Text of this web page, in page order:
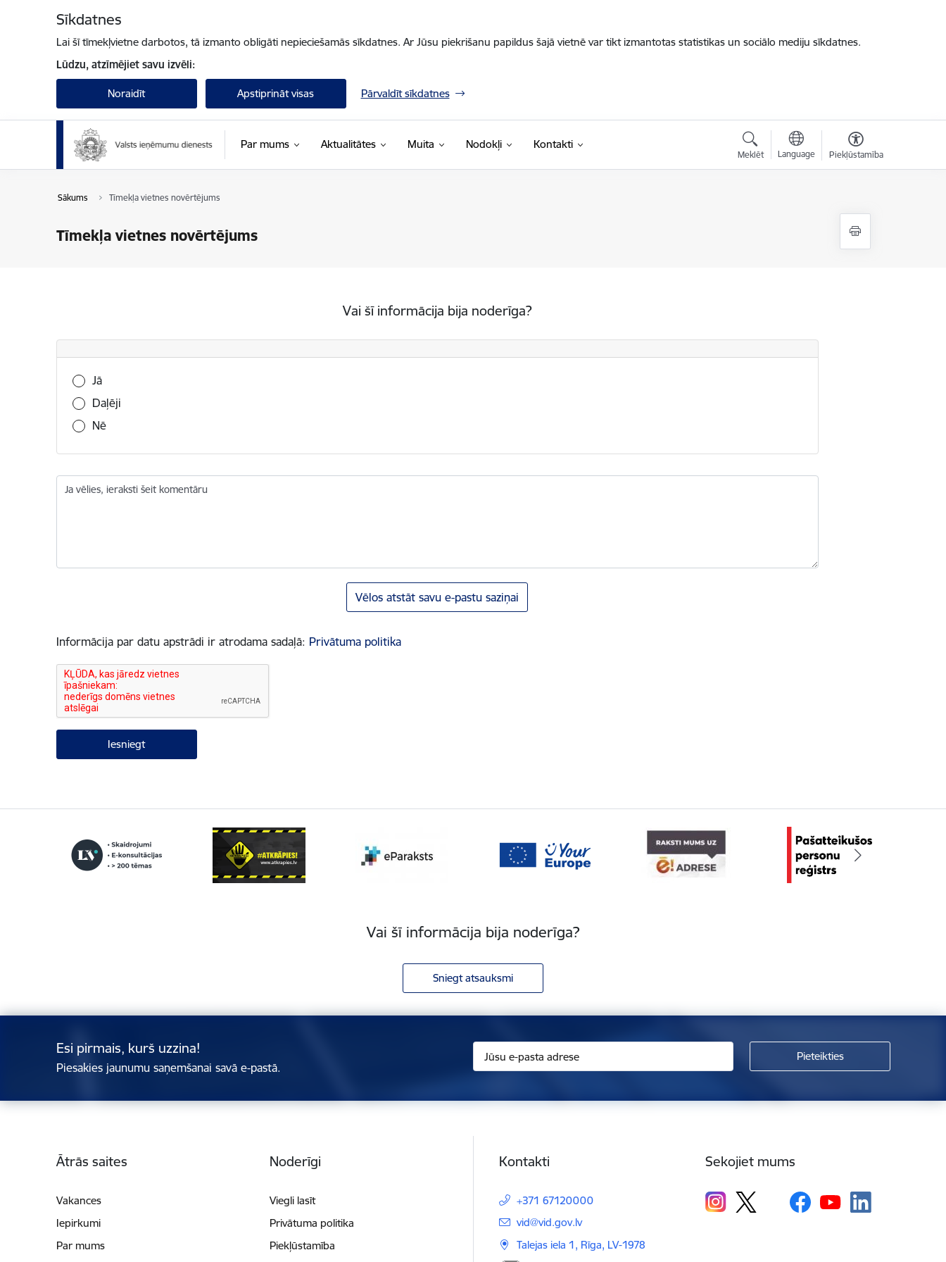
Sīkdatnes
Lai šī tīmekļvietne darbotos, tā izmanto obligāti nepieciešamās sīkdatnes. Ar Jūsu piekrišanu papildus šajā vietnē var tikt izmantotas statistikas un sociālo mediju sīkdatnes.
Lūdzu, atzīmējiet savu izvēli:
Noraidīt Apstiprināt visas Pārvaldīt sīkdatnes
Par mums Aktualitātes Muita Nodokļi Kontakti
Meklēt Language Piekļūstamība
Sākums Tīmekļa vietnes novērtējums
Tīmekļa vietnes novērtējums
Vai šī informācija bija noderīga?
Vai šī informācija bija noderīga?
Jā
Daļēji
Nē
Ja vēlies, ieraksti šeit komentāru
Vēlos atstāt savu e-pastu saziņai
Informācija par datu apstrādi ir atrodama sadaļā: Privātuma politika
Vai šī informācija bija noderīga?
Sniegt atsauksmi
Esi pirmais, kurš uzzina!
Piesakies jaunumu saņemšanai savā e-pastā.
Ātrās saites
Vakances
Iepirkumi
Par mums
Noderīgi
Viegli lasīt
Privātuma politika
Piekļūstamība
Kontakti
+371 67120000
E-pasts:
vid@vid.gov.lv
Talejas iela 1, Rīga, LV-1978
Sekojiet mums